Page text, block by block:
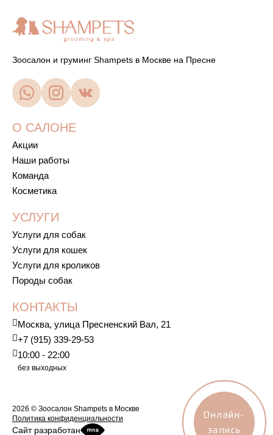
Зоосалон и груминг Shampets в Москве на Пресне
О САЛОНЕ
Акции
Наши работы
Команда
Косметика
УСЛУГИ
Услуги для собак
Услуги для кошек
Услуги для кроликов
Породы собак
КОНТАКТЫ
Москва, улица Пресненский Вал, 21
+7 (915) 339-29-53
10:00 - 22:00
без выходных
2026 © Зоосалон Shampets в Москве
Политика конфиденциальности
Сайт разработан
Онлайн-
запись